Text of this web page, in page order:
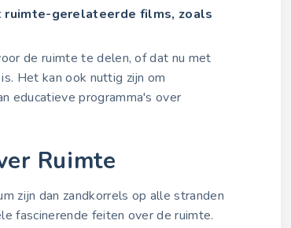
ruimte-gerelateerde films, zoals
de ruimte te delen, of dat nu met
Het kan ook nuttig zijn om
educatieve programma's over
Ruimte
zijn dan zandkorrels op alle stranden
fascinerende feiten over de ruimte.